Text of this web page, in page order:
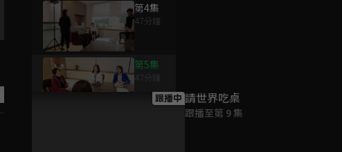
第4集
47分鐘
第5集
為您推薦
跟播中 請世界吃桌
跟播至第 9 集